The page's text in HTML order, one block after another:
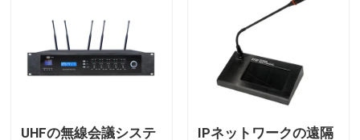
ニュース
場合
PAシステム アンプ
UHFの無線会議システ IPネットワークの遠隔